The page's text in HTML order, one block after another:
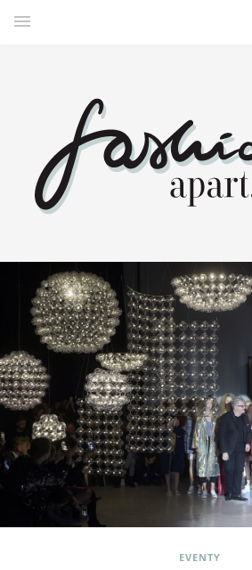
EVENTY